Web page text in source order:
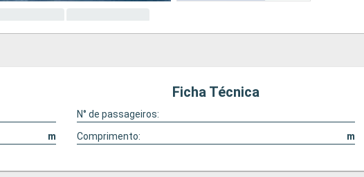
Ficha Técnica
N° de passageiros:
m Comprimento: m